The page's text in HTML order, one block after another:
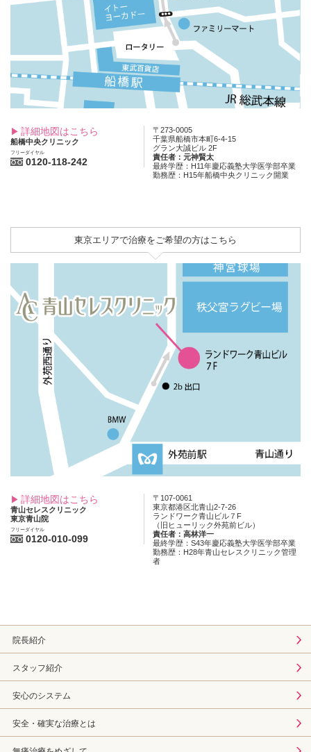
詳細地図はこちら
船橋中央クリニック
フリーダイヤル
0120-118-242
〒273-0005
千葉県船橋市本町6-4-15
グラン大誠ビル 2F
責任者：元神賢太
最終学歴：H11年慶応義塾大学医学部卒業
勤務歴：H15年船橋中央クリニック開業
東京エリアで治療をご希望の方はこちら
詳細地図はこちら
青山セレスクリニック
東京青山院
フリーダイヤル
0120-010-099
〒107-0061
東京都港区北青山2-7-26
ランドワーク青山ビル７F
（旧ヒューリック外苑前ビル）
責任者：高林洋一
最終学歴：S43年慶応義塾大学医学部卒業
勤務歴：H28年青山セレスクリニック管理
者
院長紹介
スタッフ紹介
安心のシステム
安全・確実な治療とは